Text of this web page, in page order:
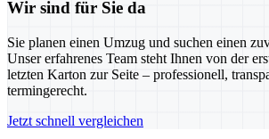
Wir sind für Sie da
Sie planen einen Umzug und suchen einen
Unser erfahrenes Team steht Ihnen von der
letzten Karton zur Seite – professionell,
termingerecht.
Jetzt schnell vergleichen